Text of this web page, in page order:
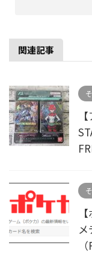
関連記事
メ